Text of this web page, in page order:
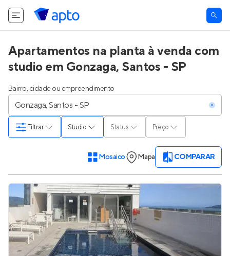
Apartamentos na planta à venda com
studio em Gonzaga, Santos - SP
Bairro, cidade ou empreendimento
Studio Status Preço
Filtrar
Mosaico Mapa COMPARAR